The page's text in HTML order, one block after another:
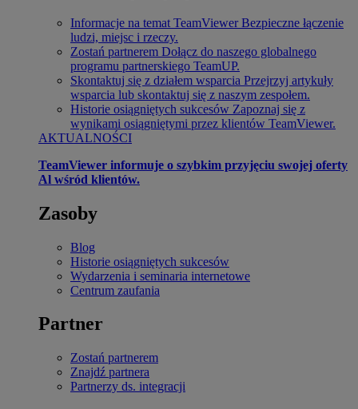
Informacje na temat TeamViewer Bezpieczne łączenie
ludzi, miejsc i rzeczy.
Zostań partnerem Dołącz do naszego globalnego
programu partnerskiego TeamUP.
Skontaktuj się z działem wsparcia Przejrzyj artykuły
wsparcia lub skontaktuj się z naszym zespołem.
Historie osiągniętych sukcesów Zapoznaj się z
wynikami osiągniętymi przez klientów TeamViewer.
AKTUALNOŚCI
TeamViewer informuje o szybkim przyjęciu swojej oferty
Al wśród klientów.
Zasoby
Blog
Historie osiągniętych sukcesów
Wydarzenia i seminaria internetowe
Centrum zaufania
Partner
Zostań partnerem
Znajdź partnera
Partnerzy ds. integracji